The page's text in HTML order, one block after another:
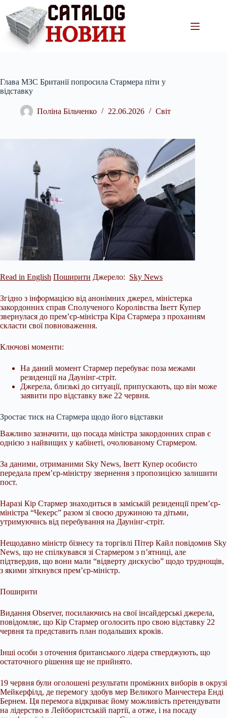
вмісту
Глава МЗС Британії попросила Стармера піти у
відставку
Поліна Більченко 22.06.2026 Світ
Read in English Поширити Джерело: Sky News
Згідно з інформацією від анонімних джерел, міністерка
закордонних справ Сполученого Королівства Іветт Купер
звернулася до прем’єр-міністра Кіра Стармера з проханням
скласти свої повноваження.
Ключові моменти:
На даний момент Стармер перебуває поза межами
резиденції на Даунінг-стріт.
Джерела, близькі до ситуації, припускають, що він може
заявити про відставку вже 22 червня.
Зростає тиск на Стармера щодо його відставки
Важливо зазначити, що посада міністра закордонних справ є
однією з найвищих у кабінеті, очолюваному Стармером.
За даними, отриманими Sky News, Іветт Купер особисто
передала прем’єр-міністру звернення з пропозицією залишити
пост.
Наразі Кір Стармер знаходиться в заміській резиденції прем’єр-
міністра “Чекерс” разом зі своєю дружиною та дітьми,
утримуючись від перебування на Даунінг-стріт.
Нещодавно міністр бізнесу та торгівлі Пітер Кайл повідомив Sky
News, що не спілкувався зі Стармером з п’ятниці, але
підтвердив, що вони мали “відверту дискусію” щодо труднощів,
з якими зіткнувся прем’єр-міністр.
Поширити
Видання Observer, посилаючись на свої інсайдерські джерела,
повідомляє, що Кір Стармер оголосить про свою відставку 22
червня та представить план подальших кроків.
Інші особи з оточення британського лідера стверджують, що
остаточного рішення ще не прийнято.
19 червня були оголошені результати проміжних виборів в окрузі
Мейкерфілд, де перемогу здобув мер Великого Манчестера Енді
Бернем. Ця перемога відкриває йому можливість претендувати
на лідерство в Лейбористській партії, а отже, і на посаду